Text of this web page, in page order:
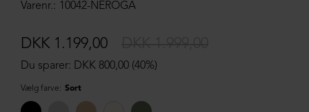
Varenr. 10042-NEROGA
Du sparer: DKK 800,00 (40%)
DKK 1.199,00
Vælg farve: Sort